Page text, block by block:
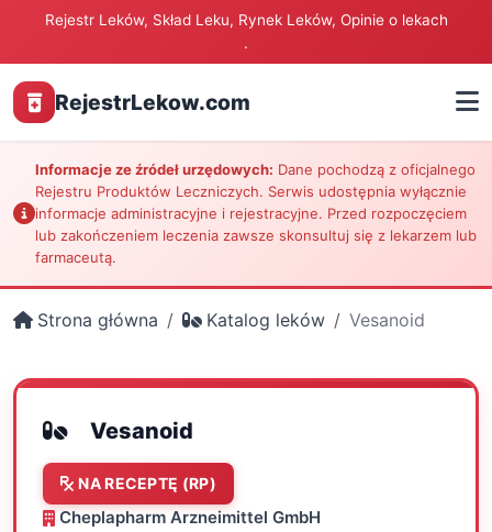
Rejestr Leków, Skład Leku, Rynek Leków, Opinie o lekach
.
RejestrLekow.com
Informacje ze źródeł urzędowych: Dane pochodzą z oficjalnego
Rejestru Produktów Leczniczych. Serwis udostępnia wyłącznie
informacje administracyjne i rejestracyjne. Przed rozpoczęciem
lub zakończeniem leczenia zawsze skonsultuj się z lekarzem lub
farmaceutą.
Strona główna Katalog leków Vesanoid
Vesanoid
NA RECEPTĘ (RP)
Cheplapharm Arzneimittel GmbH